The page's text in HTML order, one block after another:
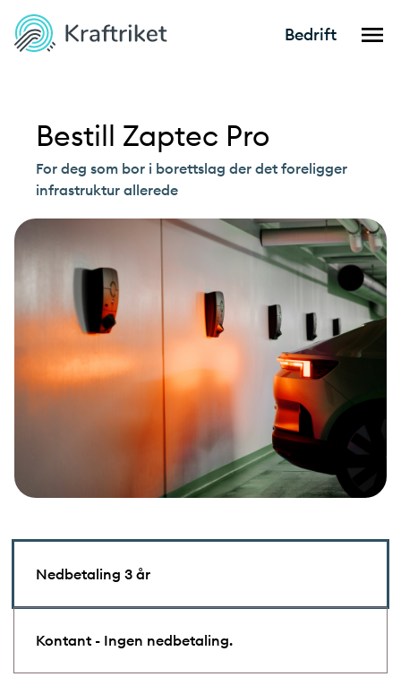
Bedrift
Bestill Zaptec Pro
For deg som bor i borettslag der det foreligger
infrastruktur allerede
Nedbetaling 3 år
Kontant - Ingen nedbetaling.